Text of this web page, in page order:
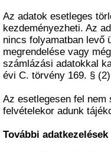
Az adatok esetleges
kezdeményezheti. Az
nincs folyamatban levő
megrendelése vagy
számlázási adatokkal
évi C. törvény 169. §
Az esetlegesen fel nem
felvételekor adunk
További adatkezelések